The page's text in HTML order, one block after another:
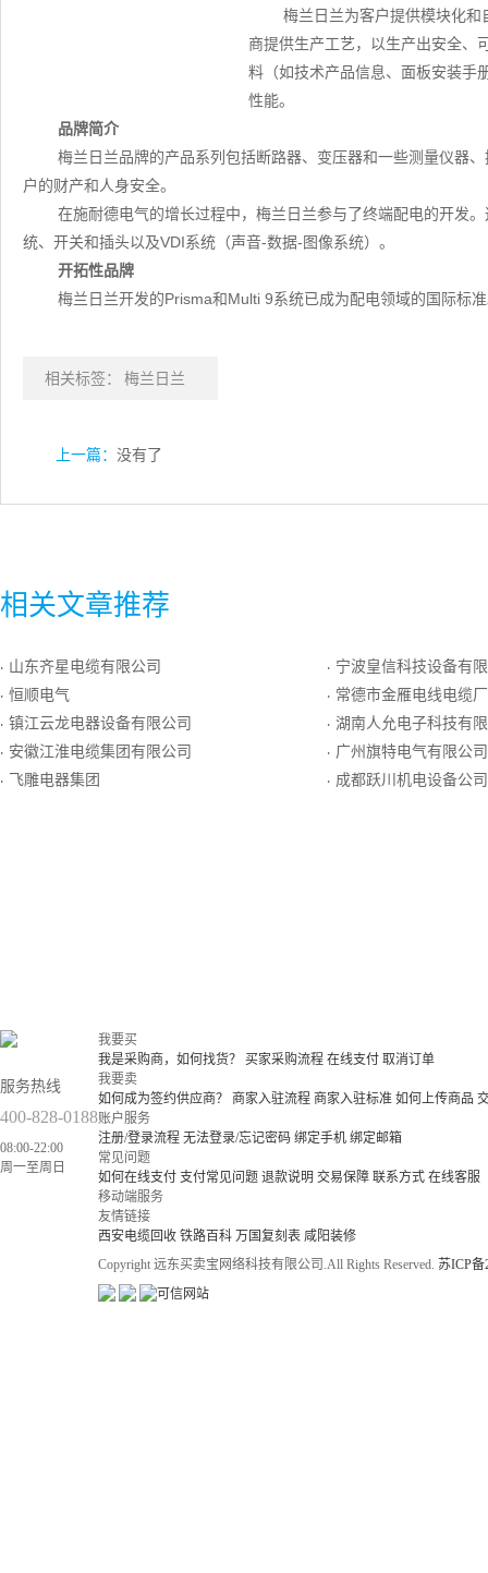
梅兰日兰为客户提供模块化
商提供生产工艺，以生产出安全、
料（如技术产品信息、面板安装手
性能。
品牌简介
梅兰日兰品牌的产品系列包括断路器、变压器和一些测量仪器
户的财产和人身安全。
在施耐德电气的增长过程中，梅兰日兰参与了终端配电的开发
统、开关和插头以及VDI系统（声音-数据-图像系统）。
开拓性品牌
梅兰日兰开发的Prisma和Multi 9系统已成为配电领域的国际标
相关标签： 梅兰日兰
上一篇： 没有了
相关文章推荐
· 山东齐星电缆有限公司
· 恒顺电气
· 镇江云龙电器设备有限公司
· 安徽江淮电缆集团有限公司
· 飞雕电器集团
· 宁波皇信科技设备有
· 常德市金雁电线电缆
· 湖南人允电子科技有
· 广州旗特电气有限公司
· 成都跃川机电设备公司
服务热线
400-828-0188
08:00-22:00
周一至周日
我要买
我是采购商，如何找货？
买家采购流程 在线支付 取消订单
我要卖
如何成为签约供应商？
商家入驻流程 商家入驻标准 如何上传商品
账户服务
注册/登录流程 无法登录/忘记密码 绑定手机 绑定邮箱
常见问题
如何在线支付 支付常见问题 退款说明 交易保障 联系方式 在线客服
移动端服务
友情链接
西安电缆回收 铁路百科 万国复刻表 咸阳装修
Copyright 远东买卖宝网络科技有限公司.All Rights Reserved. 苏ICP备